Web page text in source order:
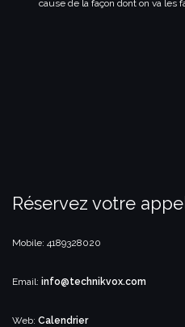
cause de la façon dont on va les
Réservez votre
Mobile: 4189328020
Email: info@technikvox.com
Web: Calendrier